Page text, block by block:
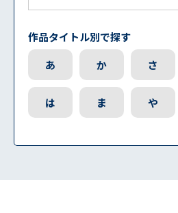
作品タイトル別で探す
あ
か さ
は ま や